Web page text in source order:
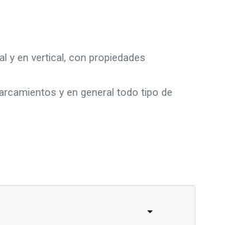
y en vertical, con propiedades
y en general todo tipo de